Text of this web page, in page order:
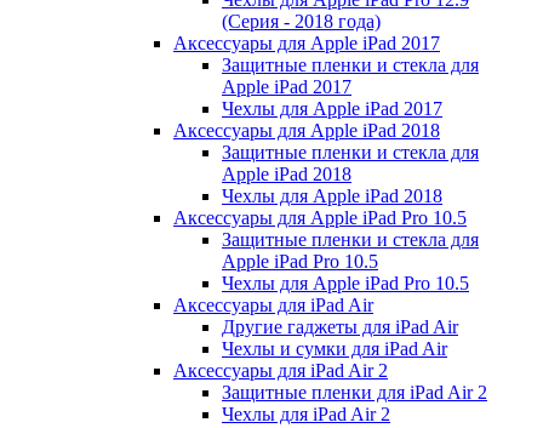
(Серия - 2018 года)
Аксессуары для Apple iPad 2017
Защитные пленки и стекла для
Apple iPad 2017
Чехлы для Apple iPad 2017
Аксессуары для Apple iPad 2018
Защитные пленки и стекла для
Apple iPad 2018
Чехлы для Apple iPad 2018
Аксессуары для Apple iPad Pro 10.5
Защитные пленки и стекла для
Apple iPad Pro 10.5
Чехлы для Apple iPad Pro 10.5
Аксессуары для iPad Air
Другие гаджеты для iPad Air
Чехлы и сумки для iPad Air
Аксессуары для iPad Air 2
Защитные пленки для iPad Air 2
Чехлы для iPad Air 2